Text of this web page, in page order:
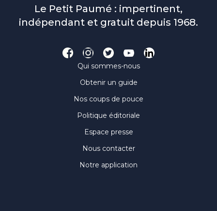
Le Petit Paumé : impertinent,
indépendant et gratuit depuis 1968.
Qui sommes-nous
Obtenir un guide
Nos coups de pouce
Politique éditoriale
Espace presse
Nous contacter
Notre application